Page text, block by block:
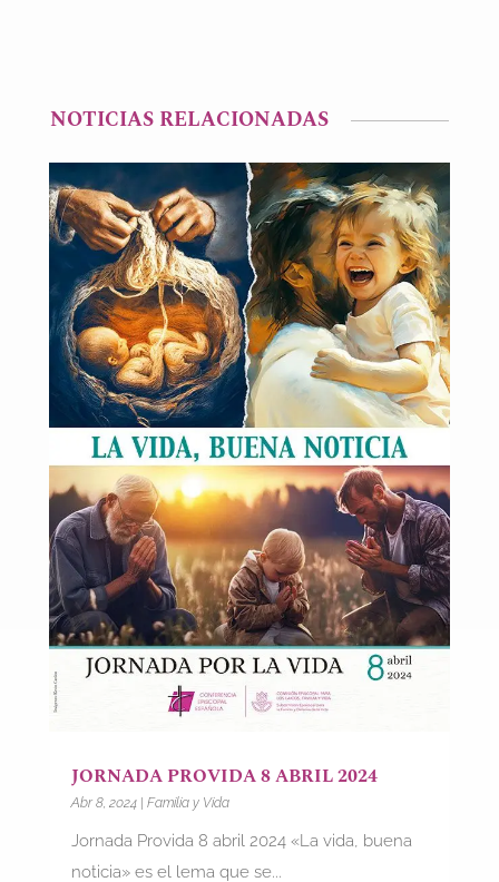
NOTICIAS RELACIONADAS
JORNADA PROVIDA 8 ABRIL 2024
Abr 8, 2024| Familia y Vida
Jornada Provida 8 abril 2024 «La vida, buena
noticia» es el lema que se...